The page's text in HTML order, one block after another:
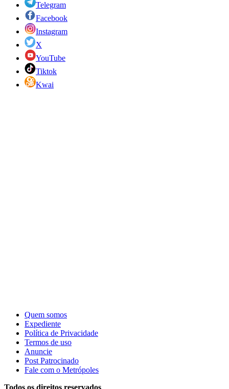
Telegram
Facebook
Instagram
X
YouTube
Tiktok
Kwai
Quem somos
Expediente
Política de Privacidade
Termos de uso
Anuncie
Post Patrocinado
Fale com o Metrópoles